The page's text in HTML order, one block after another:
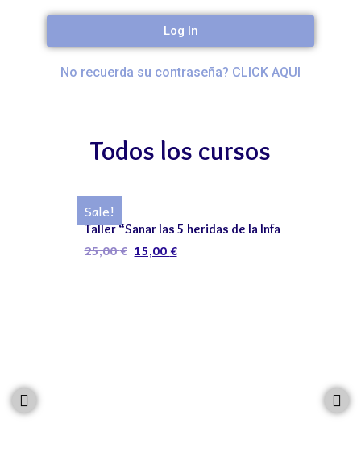
Log In
No recuerda su contraseña? CLICK AQUI
Todos los cursos
Sale!
Taller
Taller “Sanar las 5 heridas de la Infancia”
25,00€ 15,00€